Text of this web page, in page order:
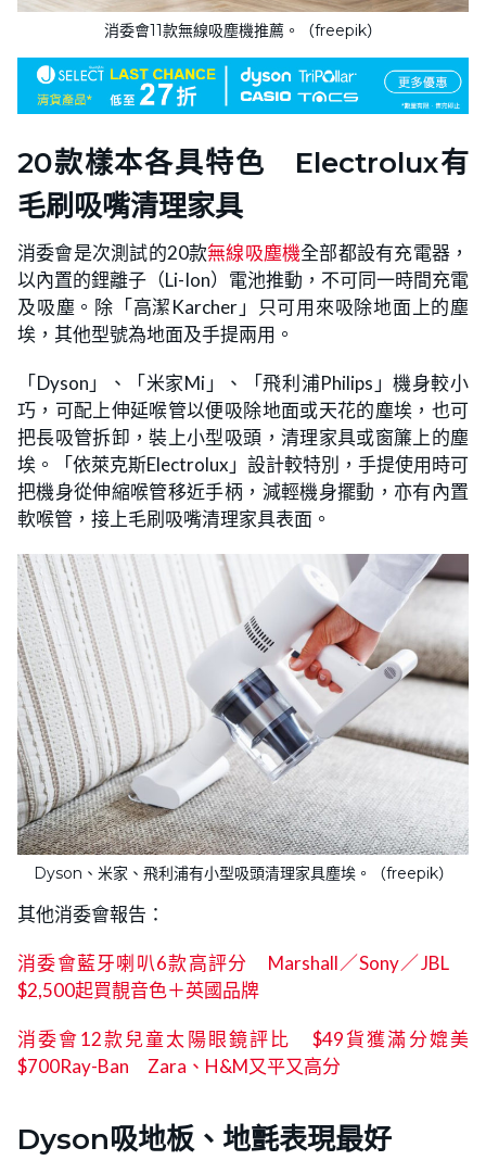
消委會11款無線吸塵機推薦。（freepik）
20款樣本各具特色 Electrolux有
毛刷吸嘴清理家具
消委會是次測試的20款無線吸塵機全部都設有充電器，
以內置的鋰離子（Li-Ion）電池推動，不可同一時間充電
及吸塵。除「高潔Karcher」只可用來吸除地面上的塵
埃，其他型號為地面及手提兩用。
「Dyson」、「米家Mi」、「飛利浦Philips」機身較小
巧，可配上伸延喉管以便吸除地面或天花的塵埃，也可
把長吸管拆卸，裝上小型吸頭，清理家具或窗簾上的塵
埃。「依萊克斯Electrolux」設計較特別，手提使用時可
把機身從伸縮喉管移近手柄，減輕機身擺動，亦有內置
軟喉管，接上毛刷吸嘴清理家具表面。
Dyson、米家、飛利浦有小型吸頭清理家具塵埃。（freepik）
其他消委會報告：
消委會藍牙喇叭6款高評分 Marshall／Sony／JBL
$2,500起買靚音色＋英國品牌
消委會12款兒童太陽眼鏡評比 $49貨獲滿分媲美
$700Ray-Ban Zara、H&M又平又高分
Dyson吸地板、地氈表現最好